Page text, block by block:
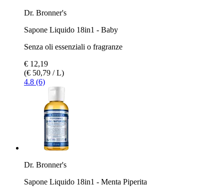
Dr. Bronner's
Sapone Liquido 18in1 - Baby
Senza oli essenziali o fragranze
€ 12,19
(€ 50,79 / L)
4.8 (6)
Dr. Bronner's
Sapone Liquido 18in1 - Menta Piperita